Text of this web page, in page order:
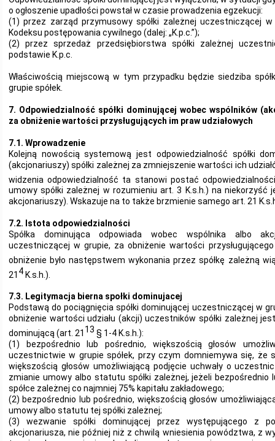
o ogłoszenie upadłości powstał w czasie prowadzenia egzekucji:
(1) przez zarząd przymusowy spółki zależnej uczestniczącej w
Kodeksu postępowania cywilnego (dalej: „K.p.c.”);
(2) przez sprzedaż przedsiębiorstwa spółki zależnej
podstawie K.p.c.
Właściwością miejscową w tym przypadku będzie siedziba
grupie spółek.
7. Odpowiedzialność spółki dominującej wobec wspólników
za obniżenie wartości przysługujących im praw udziałowych
7.1. Wprowadzenie
Kolejną nowością systemową jest odpowiedzialność spółki
(akcjonariuszy) spółki zależnej za zmniejszenie wartości ich
widzenia odpowiedzialność ta stanowi postać
umowy spółki zależnej w rozumieniu art. 3 K.s.h.) na niekorzyść
akcjonariuszy). Wskazuje na to także brzmienie samego art. 21
7.2. Istota odpowiedzialności
Spółka dominująca odpowiada wobec wspólnika albo
uczestniczącej w grupie, za obniżenie wartości
obniżenie było następstwem wykonania przez spółkę zależną
21 4K.s.h.).
7.3. Legitymacja bierna społki dominujacej
Podstawą do pociągnięcia spółki dominującej uczestniczącej w
obniżenie wartości udziału (akcji) uczestników spółki zależnej
dominującą (art. 21 13 § 1-4 K.s.h.):
(1) bezpośrednio lub pośrednio, większością głosów
uczestnictwie w grupie spółek, przy czym domniemywa się, że
większością głosów umożliwiającą podjęcie uchwały o
zmianie umowy albo statutu spółki zależnej, jeżeli bezpośrednio
spółce zależnej co najmniej 75% kapitału zakładowego;
(2) bezpośrednio lub pośrednio, większością głosów
umowy albo statutu tej spółki zależnej;
(3) wezwanie spółki dominującej przez występującego z
akcjonariusza, nie później niż z chwilą wniesienia powództwa, z